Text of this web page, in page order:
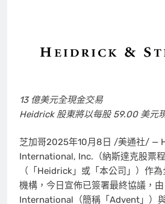
13 億美元全現金交易
Heidrick 股東將以每股 59.00 美元
芝加哥2025年10月8日 /美通社/ —
International, Inc.（納斯達克股票程
（「Heidrick」或「本公司」）作
機構，今日宣佈已簽署最終協議，
International（簡稱「Advent」）